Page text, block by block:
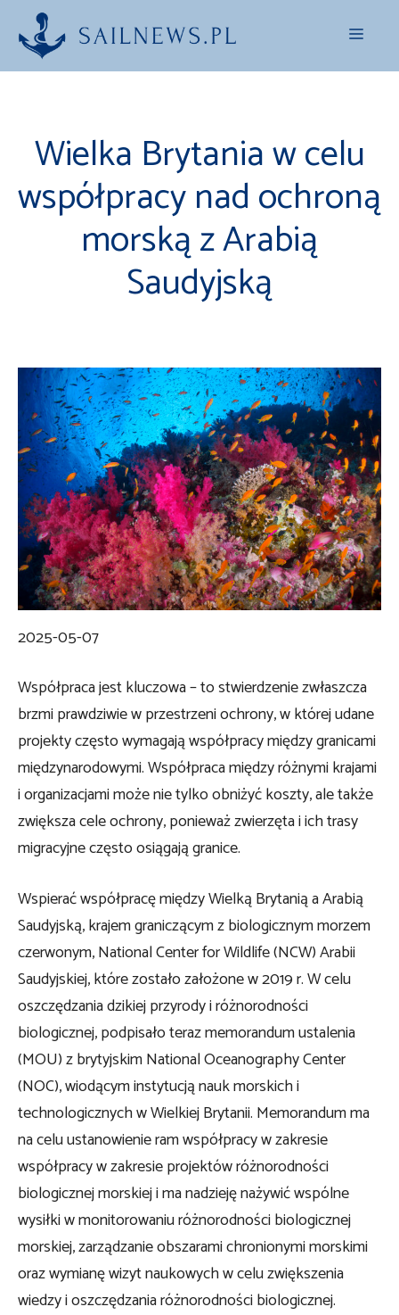
Przejdź
treści
Menu
Wielka Brytania w celu
współpracy nad ochroną
morską z Arabią
Saudyjską
2025-05-07
Współpraca jest kluczowa – to stwierdzenie zwłaszcza
brzmi prawdziwie w przestrzeni ochrony, w której udane
projekty często wymagają współpracy między granicami
międzynarodowymi. Współpraca między różnymi krajami
i organizacjami może nie tylko obniżyć koszty, ale także
zwiększa cele ochrony, ponieważ zwierzęta i ich trasy
migracyjne często osiągają granice.
Wspierać współpracę między Wielką Brytanią a Arabią
Saudyjską, krajem graniczącym z biologicznym morzem
czerwonym,National Center for Wildlife (NCW) Arabii
Saudyjskiej, które zostało założone w 2019 r. W celu
oszczędzania dzikiej przyrody i różnorodności
biologicznej, podpisało teraz memorandum ustalenia
(MOU) z brytyjskim National Oceanography Center
(NOC), wiodącym instytucją nauk morskich i
technologicznych w Wielkiej Brytanii. Memorandum ma
na celu ustanowienie ram współpracy w zakresie
współpracy w zakresie projektów różnorodności
biologicznej morskiej i ma nadzieję nażywić wspólne
wysiłki w monitorowaniu różnorodności biologicznej
morskiej, zarządzanie obszarami chronionymi morskimi
oraz wymianę wizyt naukowych w celu zwiększenia
wiedzy i oszczędzania różnorodności biologicznej.